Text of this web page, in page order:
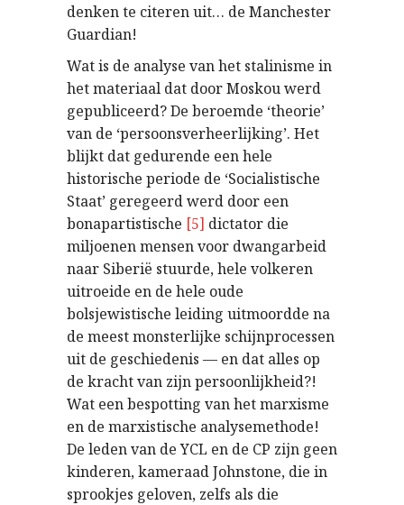
denken te citeren uit… de Manchester
Guardian!
Wat is de analyse van het stalinisme in
het materiaal dat door Moskou werd
gepubliceerd? De beroemde ‘theorie’
van de ‘persoonsverheerlijking’. Het
blijkt dat gedurende een hele
historische periode de ‘Socialistische
Staat’ geregeerd werd door een
bonapartistische [5] dictator die
miljoenen mensen voor dwangarbeid
naar Siberië stuurde, hele volkeren
uitroeide en de hele oude
bolsjewistische leiding uitmoordde na
de meest monsterlijke schijnprocessen
uit de geschiedenis — en dat alles op
de kracht van zijn persoonlijkheid?!
Wat een bespotting van het marxisme
en de marxistische analysemethode!
De leden van de YCL en de CP zijn geen
kinderen, kameraad Johnstone, die in
sprookjes geloven, zelfs als die